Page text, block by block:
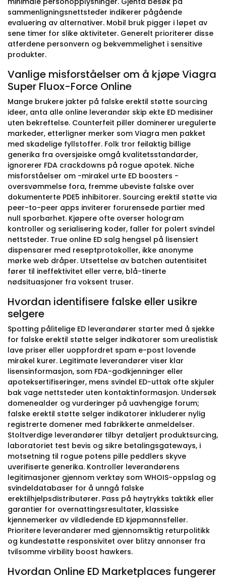
sammenligningsnettsteder indikerer pågående
evaluering av alternativer. Mobil bruk pigger i løpet av
sene timer for slike aktiviteter. Generelt prioriterer disse
atferdene personvern og bekvemmelighet i sensitive
produkter.
Vanlige misforståelser om å kjøpe Viagra
Super Fluox-Force Online
Mange brukere jakter på falske erektil støtte sourcing
ideer, anta alle online leverandør skip ekte ED medisiner
uten bekreftelse. Counterfeit piller dominerer uregulerte
markeder, etterligner merker som Viagra men pakket
med skadelige fyllstoffer. Folk tror feilaktig billige
generika fra oversjøiske omgå kvalitetsstandarder,
ignorerer FDA crackdowns på rogue apotek. Niche
misforståelser om -mirakel urte ED boosters -
oversvømmelse fora, fremme ubeviste falske over
dokumenterte PDE5 inhibitorer. Sourcing erektil støtte via
peer-to-peer apps inviterer forurensede partier med
null sporbarhet. Kjøpere ofte overser hologram
kontroller og serialisering koder, faller for polert svindel
nettsteder. True online ED salg hengsel på lisensiert
dispensarer med reseptprotokoller, ikke anonyme
mørke web dråper. Utsettelse av batchen autentisitet
fører til ineffektivitet eller verre, blå-tinerte
nødsituasjoner fra voksent truser.
Hvordan identifisere falske eller usikre
selgere
Spotting pålitelige ED leverandører starter med å sjekke
for falske erektil støtte selger indikatorer som urealistisk
lave priser eller uoppfordret spam e-post lovende
mirakel kurer. Legitimate leverandører viser klar
lisensinformasjon, som FDA-godkjenninger eller
apoteksertifiseringer, mens svindel ED-uttak ofte skjuler
bak vage nettsteder uten kontaktinformasjon. Undersøk
domenealder og vurderinger på uavhengige forum;
falske erektil støtte selger indikatorer inkluderer nylig
registrerte domener med fabrikkerte anmeldelser.
Stoltverdige leverandører tilbyr detaljert produktsurcing,
laboratoriet test bevis og sikre betalingsgateways, i
motsetning til rogue potens pille peddlers skyve
uverifiserte generika. Kontroller leverandørens
legitimasjoner gjennom verktøy som WHOIS-oppslag og
svindeldatabaser for å unngå falske
erektilhjelpsdistributører. Pass på høytrykks taktikk eller
garantier for overnattingsresultater, klassiske
kjennemerker av vildledende ED kjøpmannsfeller.
Prioritere leverandører med gjennomsiktig returpolitikk
og kundestøtte responsivitet over blitzy annonser fra
tvilsomme virbility boost hawkers.
Hvordan Online ED Marketplaces fungerer